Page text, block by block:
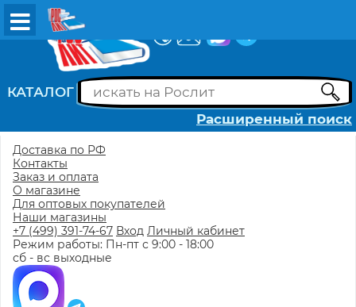
КАТАЛОГ
Расширенный поиск
Доставка по РФ
Контакты
Заказ и оплата
О магазине
Для оптовых покупателей
Наши магазины
+7 (499) 391-74-67 Вход Личный кабинет
Режим работы: Пн-пт с 9:00 - 18:00
сб - вс выходные